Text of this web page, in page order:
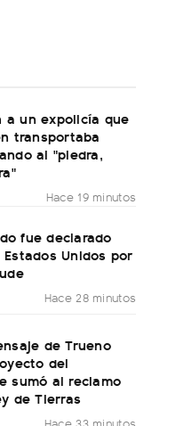
a un expolicía que
transportaba
al "piedra,
Hace 19 minutos
fue declarado
Unidos por
Hace 28 minutos
de Trueno
del
sumó al reclamo
de Tierras